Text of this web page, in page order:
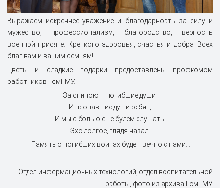
Выражаем искреннее уважение и благодарность за силу и
мужество, профессионализм, благородство, верность
военной присяге. Крепкого здоровья, счастья и добра. Всех
благ вам и вашим семьям!
Цветы и сладкие подарки предоставлены профкомом
работников ГомГМУ.
За спиною – погибшие души
И пропавшие души ребят,
И мы с болью еще будем слушать
Эхо долгое, глядя назад.
Память о погибших воинах будет вечно с нами...
Отдел информационных технологий, отдел воспитательной
работы, фото из архива ГомГМУ